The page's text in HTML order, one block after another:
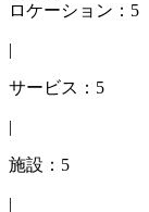
ロケーション：5
|
サービス：5
|
施設：5
|